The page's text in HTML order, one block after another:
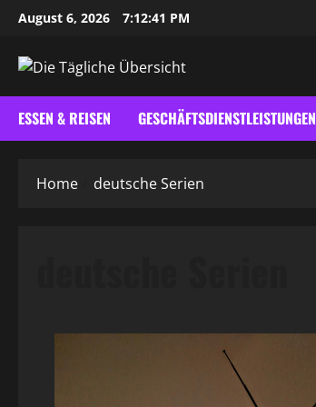
Skip
content
August 6, 2026 7:12:41 PM
ESSEN & REISEN GESCHÄFTSDIENSTLEISTUNGEN
Home deutsche Serien